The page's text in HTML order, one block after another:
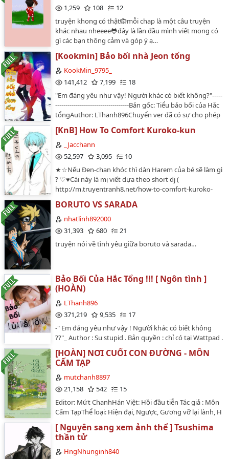
1,259
108
12
truyện khong có thật🙉mỗi chap là một câu truyện
khác nhau nheeee🐸đây là lần đầu mình viết mong có
gì các bạn thông cảm và góp ý ạ…
[Kookmin] Bảo bối nhà Jeon tổng
KookMin_9795_
141,412
7,199
18
"Em đáng yêu như vậy! Người khác có biết không?"-----
------------------------------------Bản gốc: Tiểu bảo bối của Hắc
tổngAuthor: LThanh896Chuyển ver đã có sự cho phép
[KnB] How To Comfort Kuroko-kun
_Jacchann
52,597
3,095
10
★☆Nếu Đen-chan khóc thì dàn Harem của bé sẽ làm gì
? ♡♥Cái này là mị viết dựa theo short dj (
http://m.truyentranh8.net/how-to-comfort-kuroko-
cho phép của tác giả đâu nên mọi người đừng bê đi
đâu nhé :D"Các nv thuộc về Fujimaki-sensei đáng
kính,mếch phải của kon Au này ,cốt chuyện cũng là
BORUTO VS SARADA
nhatlinh892000
31,393
680
21
truyện nói về tình yêu giữa boruto và sarada…
Bảo Bối Của Hắc Tổng !!! [ Ngôn tình ]
(HOÀN)
LThanh896
371,219
9,535
17
-" Em đáng yêu như vậy ! Người khác có biết không
??"_ Author : Su stupid . Bản quyền : chỉ có tại Wattpad .
Editor : Su stupid . _______________________________
Thêm một đứa con mới nữa rồi !! Các nàng mau ủng
hộ nào !…
[HOÀN] NƠI CUỐI CON ĐƯỜNG - MÔN
CẤM TẠP
mutchanh8897
21,158
542
15
Editor: Mứt ChanhHán Việt: Hồi đầu tiễn Tác giả : Môn
Cấm TạpThể loại: Hiện đại, Ngược, Gương vỡ lại lành, H
vănĐoạn nhỏ"Để tôi kể cho anh nghe một câu chuyện,
một người đàn ông vì trả thù vợ đã cưỡng gian cô ấy
vào đêm tân hôn, chơi rách cả âm đạo của cô ấy. Cô ấy
đến phòng khám, bác sĩ thương hại khiến cô ấy cảm
[ Nguyên sang xem ảnh thể ] Tsushima
thần tử
HngNhunginh840